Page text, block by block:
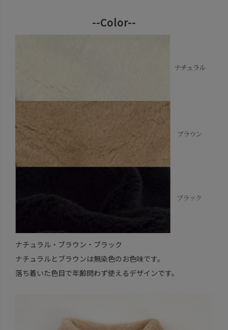
--Color--
ナチュラル・ブラウン・ブラック
ナチュラルとブラウンは無染色のお色味です。
落ち着いた色目で年齢問わず使えるデザインです。